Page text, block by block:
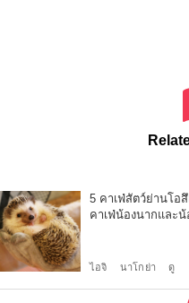
5 คาเฟ่สัตว์ย่านโอ
คาเฟ่น้องนากและ
ไอจิ นาโกย่า ดู